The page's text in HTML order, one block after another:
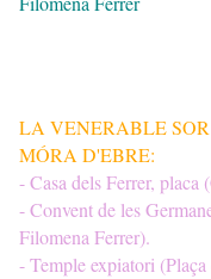
LA VENERABLE
MÓRA D'EBRE:
- Casa dels Ferrer, placa
- Convent de les
Filomena Ferrer).
- Temple expiatori